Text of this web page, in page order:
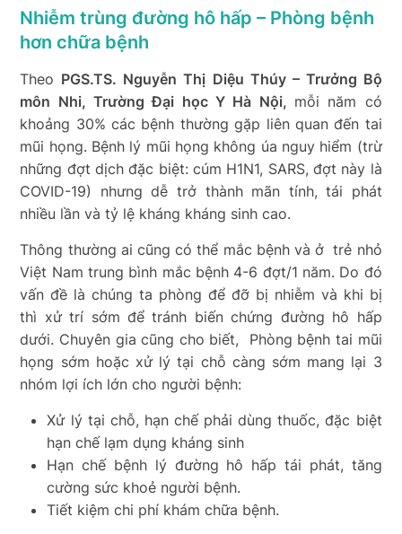
Nhiễm trùng đường hô hấp – Phòng bệnh
hơn chữa bệnh
Theo PGS.TS. Nguyễn Thị Diệu Thúy – Trưởng Bộ
môn Nhi, Trường Đại học Y Hà Nội, mỗi năm có
khoảng 30% các bệnh thường gặp liên quan đến tai
mũi họng. Bệnh lý mũi họng không úa nguy hiểm (trừ
những đợt dịch đặc biệt: cúm H1N1, SARS, đợt này là
COVID-19) nhưng dễ trở thành mãn tính, tái phát
nhiều lần và tỷ lệ kháng kháng sinh cao.
Thông thường ai cũng có thể mắc bệnh và ở trẻ nhỏ
Việt Nam trung bình mắc bệnh 4-6 đợt/1 năm. Do đó
vấn đề là chúng ta phòng để đỡ bị nhiễm và khi bị
thì xử trí sớm để tránh biến chứng đường hô hấp
dưới. Chuyên gia cũng cho biết, Phòng bệnh tai mũi
họng sớm hoặc xử lý tại chỗ càng sớm mang lại 3
nhóm lợi ích lớn cho người bệnh:
Xử lý tại chỗ, hạn chế phải dùng thuốc, đặc biệt
hạn chế lạm dụng kháng sinh
Hạn chế bệnh lý đường hô hấp tái phát, tăng
cường sức khoẻ người bệnh.
Tiết kiệm chi phí khám chữa bệnh.